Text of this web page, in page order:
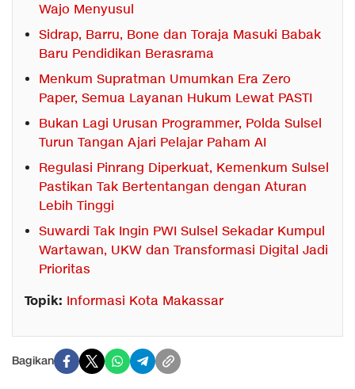
Wajo Menyusul
Sidrap, Barru, Bone dan Toraja Masuki Babak
Baru Pendidikan Berasrama
Menkum Supratman Umumkan Era Zero
Paper, Semua Layanan Hukum Lewat PASTI
Bukan Lagi Urusan Programmer, Polda Sulsel
Turun Tangan Ajari Pelajar Paham AI
Regulasi Pinrang Diperkuat, Kemenkum Sulsel
Pastikan Tak Bertentangan dengan Aturan
Lebih Tinggi
Suwardi Tak Ingin PWI Sulsel Sekadar Kumpul
Wartawan, UKW dan Transformasi Digital Jadi
Prioritas
Topik: Informasi Kota Makassar
Bagikan